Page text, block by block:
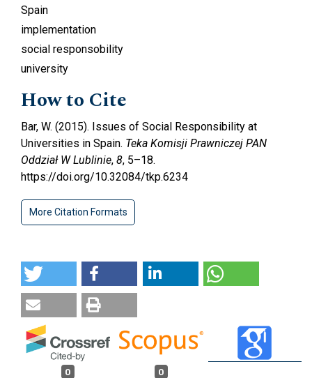
Spain
implementation
social responsobility
university
How to Cite
Bar, W. (2015). Issues of Social Responsibility at
Universities in Spain. Teka Komisji Prawniczej PAN
Oddział W Lublinie, 8, 5–18.
https://doi.org/10.32084/tkp.6234
More Citation Formats
0 0